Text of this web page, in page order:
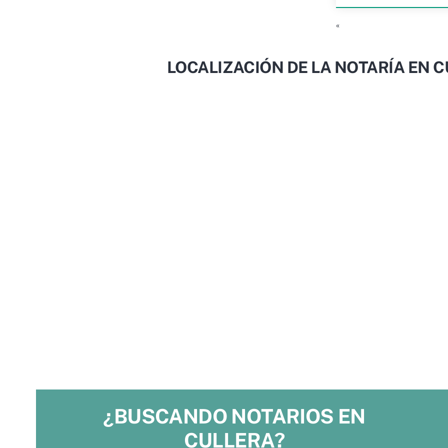
«
LOCALIZACIÓN DE LA NOTARÍA EN
¿BUSCANDO NOTARIOS EN
CULLERA?